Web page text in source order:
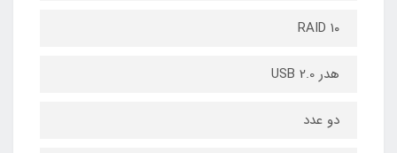
RAID ۱۰
هدر USB 2.0
دو عدد